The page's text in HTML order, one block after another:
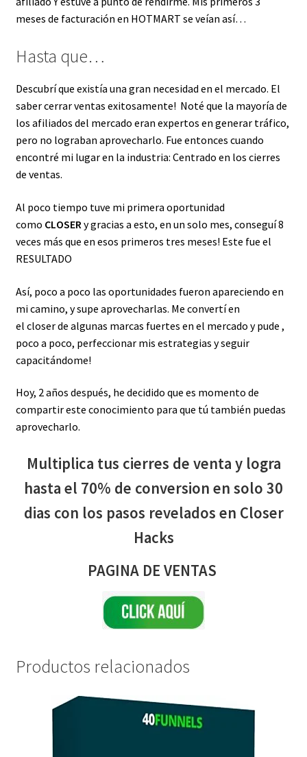
meses de facturación en HOTMART se veían así…
Hasta que…
Descubrí que existía una gran necesidad en el mercado. El
saber cerrar ventas exitosamente! Noté que la mayoría de
los afiliados del mercado eran expertos en generar tráfico,
pero no lograban aprovecharlo. Fue entonces cuando
encontré mi lugar en la industria: Centrado en los cierres
de ventas.
Al poco tiempo tuve mi primera oportunidad
como CLOSER y gracias a esto, en un solo mes, conseguí 8
veces más que en esos primeros tres meses! Este fue el
RESULTADO
Así, poco a poco las oportunidades fueron apareciendo en
mi camino, y supe aprovecharlas. Me convertí en
el closer de algunas marcas fuertes en el mercado y pude ,
poco a poco, perfeccionar mis estrategias y seguir
capacitándome!
Hoy, 2 años después, he decidido que es momento de
compartir este conocimiento para que tú también puedas
aprovecharlo.
Multiplica tus cierres de venta y logra
hasta el 70% de conversion en solo 30
dias con los pasos revelados en Closer
Hacks
PAGINA DE VENTAS
Productos relacionados